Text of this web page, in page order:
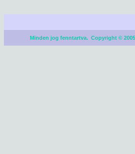
Minden jog fenntartva. Copyright ©